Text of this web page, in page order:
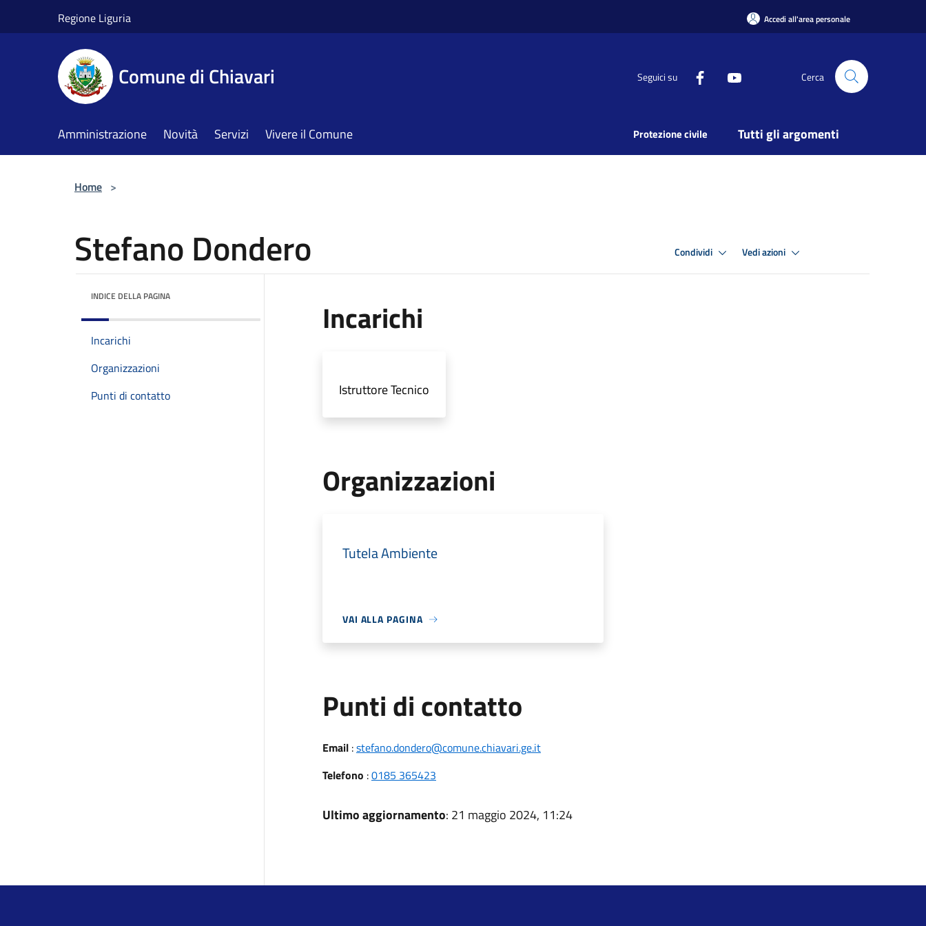
Regione Liguria Accedi all'area personale
Comune di Chiavari Seguici su Cerca
Amministrazione Novità Servizi Vivere il Comune Protezione civile Tutti gli argomenti
Home >
Stefano Dondero Condividi Vedi azioni
INDICE DELLA PAGINA
Incarichi
Organizzazioni
Punti di contatto
Incarichi
Istruttore Tecnico
Organizzazioni
Tutela Ambiente
VAI ALLA PAGINA
Punti di contatto
Email:stefano.dondero@comune.chiavari.ge.it
Telefono :0185 365423
Ultimo aggiornamento: 21 maggio 2024, 11:24